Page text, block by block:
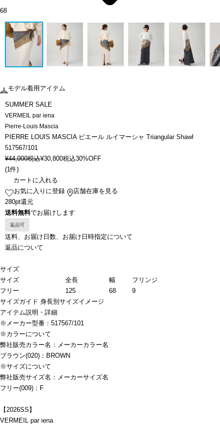
68
モデル着用アイテム
SUMMER SALE
VERMEIL par iena
Pierre-Louis Mascia
PIERRE LOUIS MASCIA ピエール ルイマーシャ Triangular Shawl
517567/101
¥44,000税込¥30,800税込30%OFF
(1件)
カートに入れる
お気に入りに登録
店舗在庫を見る
280pt還元
送料無料でお届けします
返品可
送料、お届け日数、お届け日時指定について
返品について
サイズ
サイズ
全長 幅
フリンジ
フリー
125 68
9
サイズガイド 身長別サイズイメージ
アイテム説明・詳細
※メーカー型番：517567/101
※カラーについて
弊社販売カラー名：メーカーカラー名
ブラウン(020)：BROWN
※サイズについて
弊社販売サイズ名：メーカーサイズ名
フリー(009)：F
【2026SS】
VERMEIL par iena